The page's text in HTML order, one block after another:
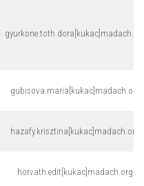
gubisova.maria[kukac]madach.org
hazafy.krisztina[kukac]madach.org
horvath.edit[kukac]madach.org